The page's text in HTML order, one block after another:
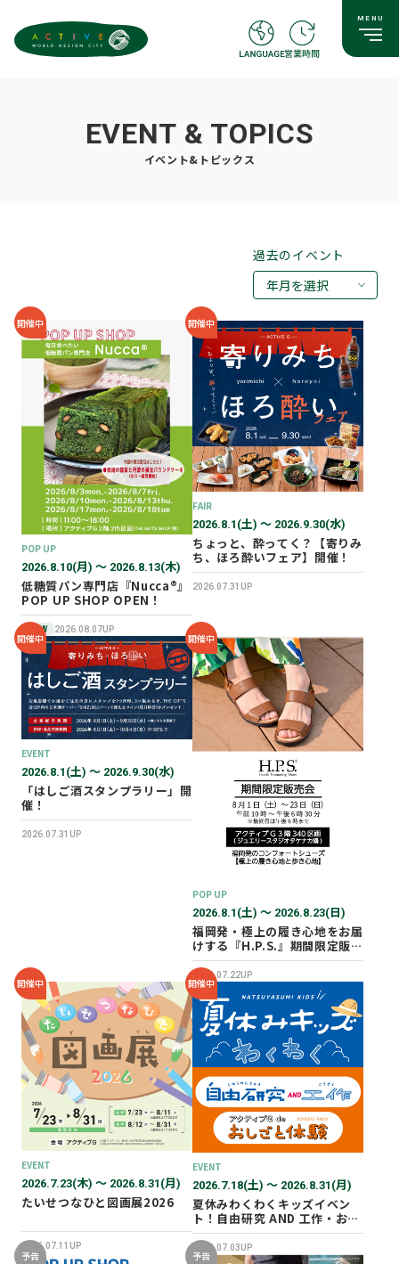
EVENT & TOPICS
イベント&トピックス
過去のイベント
年月を選択
2026年07月
2026年05月
2026年03月
2026年02月
2025年12月
2025年11月
2025年10月
開催中
POP UP
2026.8.10(月) 〜 2026.8.13(木)
低糖質パン専門店『Nucca®』
POP UP SHOP OPEN！
NEW 2026.08.07UP
開催中
FAIR
2026.8.1(土) 〜 2026.9.30(水)
ちょっと、酔ってく？【寄りみ
ち、ほろ酔いフェア】開催！
2026.07.31UP
開催中
EVENT
2026.8.1(土) 〜 2026.9.30(水)
「はしご酒スタンプラリー」開
催！
2026.07.31UP
開催中
POP UP
2026.8.1(土) 〜 2026.8.23(日)
福岡発・極上の履き心地をお届
けする『H.P.S.』期間限定販売
会を開催✨
2026.07.22UP
開催中
EVENT
2026.7.23(木) 〜 2026.8.31(月)
たいせつなひと図画展2026
2026.07.11UP
開催中
EVENT
2026.7.18(土) 〜 2026.8.31(月)
夏休みわくわくキッズイベン
ト！自由研究 AND 工作・おし
ごと体験！
2026.07.03UP
予告 予告